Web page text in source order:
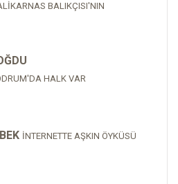
BALIKÇISI'NIN
HALK VAR
İNTERNETTE AŞKIN ÖYKÜSÜ